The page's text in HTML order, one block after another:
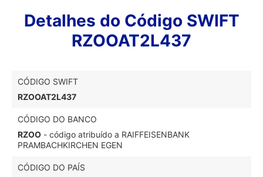
Detalhes do Código SWIFT
RZOOAT2L437
CÓDIGO SWIFT
RZOOAT2L437
CÓDIGO DO BANCO
RZOO - código atribuído a RAIFFEISENBANK
PRAMBACHKIRCHEN EGEN
CÓDIGO DO PAÍS